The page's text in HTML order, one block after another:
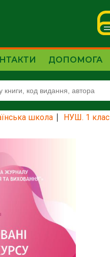
ДОПОМОГА
школа НУШ. 1 клас